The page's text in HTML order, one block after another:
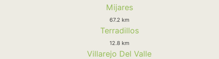
Mijares
67.2 km
Terradillos
12.8 km
Villarejo Del Valle